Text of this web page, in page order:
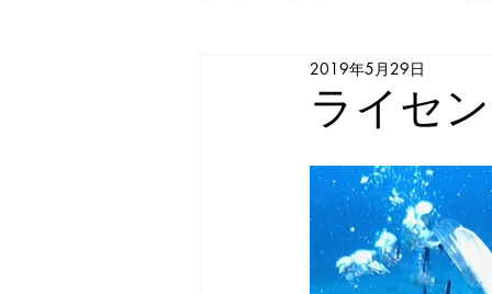
ライセ
2019年5月29日